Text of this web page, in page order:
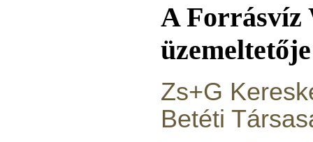
A Forrásvíz
Zs+G
Betéti